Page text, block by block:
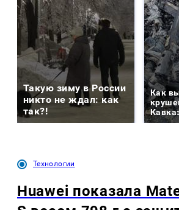
Такую зиму в России
никто не ждал: как
так?!
Как
Технологии
Huawei показала